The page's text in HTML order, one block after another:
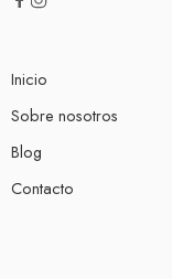
Inicio
Sobre nosotros
Blog
Contacto